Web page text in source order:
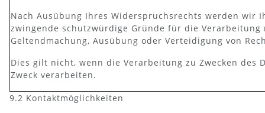
Nach Ausübung Ihres Widerspruchsrechts werden wir
zwingende schutzwürdige Gründe für die
Geltendmachung, Ausübung oder Verteidigung von
Dies gilt nicht, wenn die Verarbeitung zu Zwecken
Zweck verarbeiten.
9.2 Kontaktmöglichkeiten